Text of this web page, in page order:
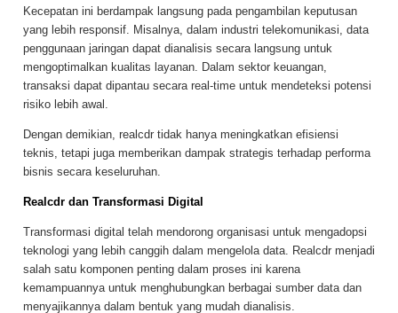
Kecepatan ini berdampak langsung pada pengambilan keputusan
yang lebih responsif. Misalnya, dalam industri telekomunikasi, data
penggunaan jaringan dapat dianalisis secara langsung untuk
mengoptimalkan kualitas layanan. Dalam sektor keuangan,
transaksi dapat dipantau secara real-time untuk mendeteksi potensi
risiko lebih awal.
Dengan demikian, realcdr tidak hanya meningkatkan efisiensi
teknis, tetapi juga memberikan dampak strategis terhadap performa
bisnis secara keseluruhan.
Realcdr dan Transformasi Digital
Transformasi digital telah mendorong organisasi untuk mengadopsi
teknologi yang lebih canggih dalam mengelola data. Realcdr menjadi
salah satu komponen penting dalam proses ini karena
kemampuannya untuk menghubungkan berbagai sumber data dan
menyajikannya dalam bentuk yang mudah dianalisis.